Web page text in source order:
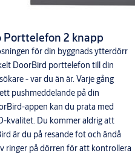
Porttelefon 2 knapp
för din byggnads ytterdörr
DoorBird porttelefon till din
- var du än är. Varje gång
pushmeddelande på din
appen kan du prata med
kvalitet. Du kommer aldrig att
är du på resande fot och ändå
ringer på dörren för att kontrollera